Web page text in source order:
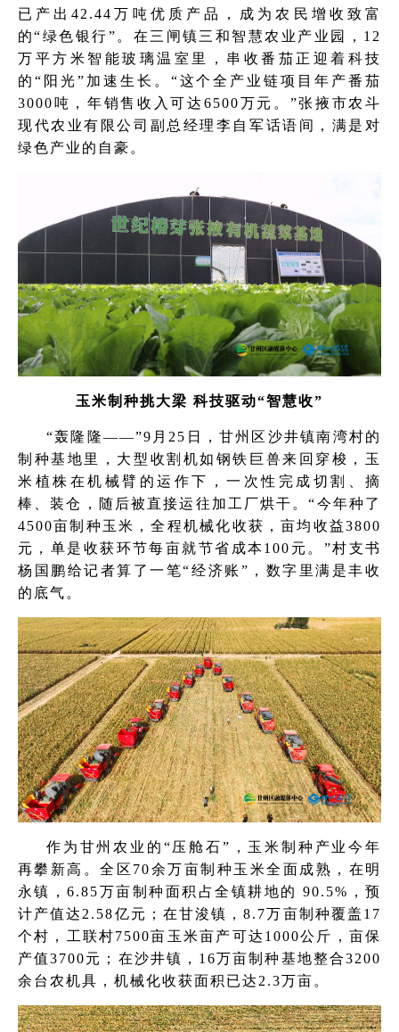
已产出42.44万吨优质产品，成为农民增收致富
的“绿色银行”。在三闸镇三和智慧农业产业园，12
万平方米智能玻璃温室里，串收番茄正迎着科技
的“阳光”加速生长。“这个全产业链项目年产番茄
3000吨，年销售收入可达6500万元。”张掖市农斗
现代农业有限公司副总经理李自军话语间，满是对
绿色产业的自豪。
玉米制种挑大梁 科技驱动“智慧收”
“轰隆隆——”9月25日，甘州区沙井镇南湾村的
制种基地里，大型收割机如钢铁巨兽来回穿梭，玉
米植株在机械臂的运作下，一次性完成切割、摘
棒、装仓，随后被直接运往加工厂烘干。“今年种了
4500亩制种玉米，全程机械化收获，亩均收益3800
元，单是收获环节每亩就节省成本100元。”村支书
杨国鹏给记者算了一笔“经济账”，数字里满是丰收
的底气。
作为甘州农业的“压舱石”，玉米制种产业今年
再攀新高。全区70余万亩制种玉米全面成熟，在明
永镇，6.85万亩制种面积占全镇耕地的 90.5%，预
计产值达2.58亿元；在甘浚镇，8.7万亩制种覆盖17
个村，工联村7500亩玉米亩产可达1000公斤，亩保
产值3700元；在沙井镇，16万亩制种基地整合3200
余台农机具，机械化收获面积已达2.3万亩。